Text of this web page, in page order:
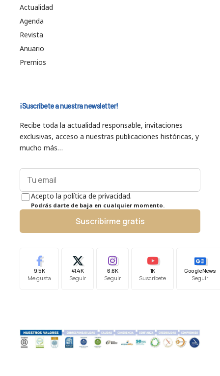
Actualidad
Agenda
Revista
Anuario
Premios
¡Suscríbete a nuestra newsletter!
Recibe toda la actualidad responsable, invitaciones
exclusivas, acceso a nuestras publicaciones históricas, y
mucho más…
Acepto la política de privacidad.
Podrás darte de baja en cualquier momento.
Suscribirme gratis
9.5K
Me gusta
41.4K
Seguir
6.6K
Seguir
1K
Suscríbete
Google News
Seguir